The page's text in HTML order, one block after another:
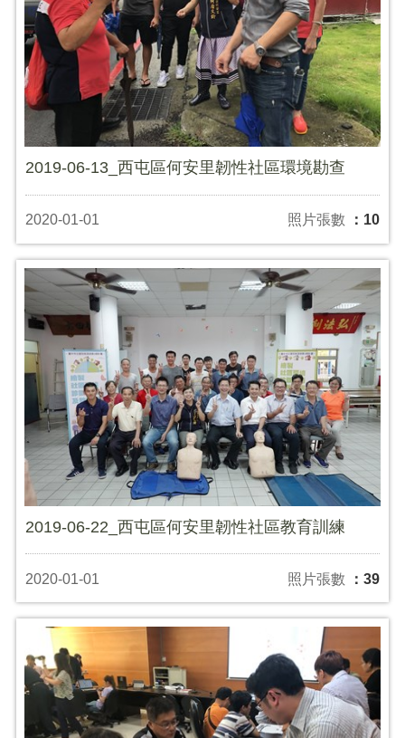
2019-06-13_西屯區何安里韌性社區環境勘查
2020-01-01 照片張數 ：10
2019-06-22_西屯區何安里韌性社區教育訓練
2020-01-01 照片張數 ：39